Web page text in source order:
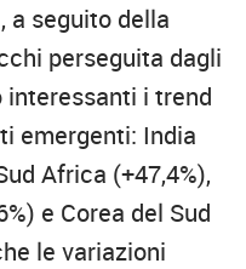
a seguito della
perseguita dagli
i trend
emergenti: India
Africa (+47,4%),
e Corea del Sud
le variazioni